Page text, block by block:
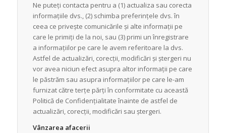
Ne puteți contacta pentru a (1) actualiza sau corecta
informațiile dvs., (2) schimba preferințele dvs. în
ceea ce privește comunicările și alte informații pe
care le primiți de la noi, sau (3) primi un înregistrare
a informațiilor pe care le avem referitoare la dvs.
Astfel de actualizări, corecții, modificări și ștergeri nu
vor avea niciun efect asupra altor informații pe care
le păstrăm sau asupra informațiilor pe care le-am
furnizat către terțe părți în conformitate cu această
Politică de Confidențialitate înainte de astfel de
actualizări, corecții, modificări sau ștergeri.
Vânzarea afacerii